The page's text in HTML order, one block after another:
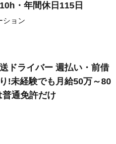
・年間休日115日
ション
ドライバー 週払い・前借
!未経験でも月給50万～80
通免許だけ